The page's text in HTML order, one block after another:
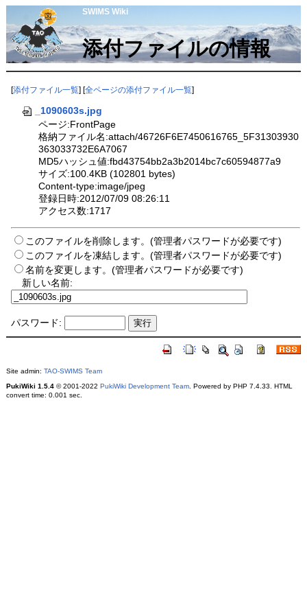
SWIMS Wiki
添付ファイルの情報
[添付ファイル一覧] [全ページの添付ファイル一覧]
_1090603s.jpg
ページ:FrontPage
格納ファイル名:attach/46726F6E7450616765_5F31303930
363033732E6A7067
MD5ハッシュ値:fbd43754bb2a3b2014bc7c60594877a9
サイズ:100.4KB (102801 bytes)
Content-type:image/jpeg
登録日時:2012/07/09 08:26:11
アクセス数:1717
このファイルを削除します。(管理者パスワードが必要です)
このファイルを凍結します。(管理者パスワードが必要です)
名前を変更します。(管理者パスワードが必要です)
新しい名前:
パスワード:
Site admin: TAO-SWIMS Team
PukiWiki 1.5.4© 2001-2022 PukiWiki Development Team. Powered by PHP 7.4.33. HTML
convert time: 0.001 sec.